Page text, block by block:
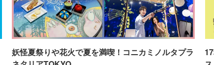
妖怪夏祭りや花火で夏を満喫！コニカミノルタプラ